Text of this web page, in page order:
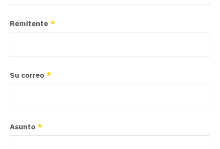
Remitente *
Su correo *
Asunto *